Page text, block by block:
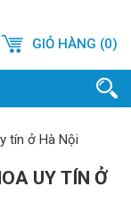
GIỎ HÀNG (0)
tín ở Hà Nội
UY TÍN Ở